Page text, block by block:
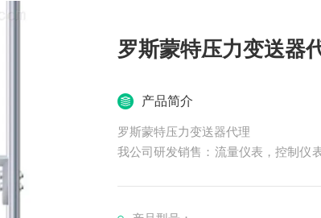
罗斯蒙特压力变送器
产品简介
罗斯蒙特压力变送器代理
我公司研发销售：流量仪表，控制仪